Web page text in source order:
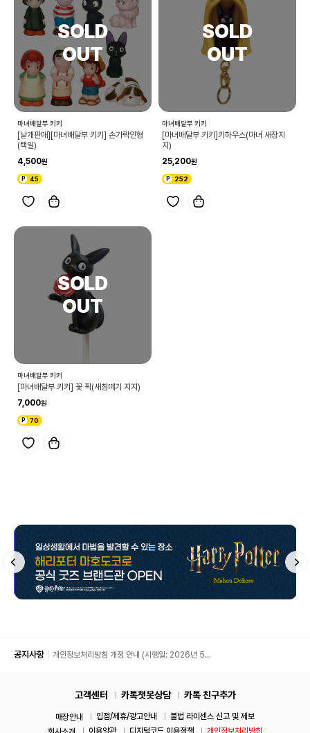
마녀배달부 키키
[낱개판매][마녀배달부 키키] 손가락인형
(택일)
4,500
45
마녀배달부 키키
[마녀배달부 키키]키하우스(마녀 새장지
지)
25,200
252
마녀배달부 키키
[마녀배달부 키키] 꽃 픽(새침떼기 지지)
7,000
70
공지사항
개인정보처리방침 개정 안내 (시행일: 2026년 5월
고객센터 카톡챗봇상담 카톡 친구추가
매장안내 입점/제휴/광고안내
불법 라이센스 신고 및 제보
이용약관 디지털코드 이용정책 개인정보처리방침